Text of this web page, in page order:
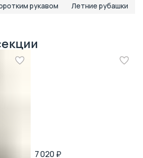
рукавом Летние рубашки
7 020 ₽